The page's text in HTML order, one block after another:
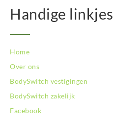
BodySwitch Zaandam
BodySwitch Zeist
BodySwitch Zoetermeer
BodySwitch Zwolle
Handige linkjes
Home
Over ons
BodySwitch vestigingen
BodySwitch zakelijk
Facebook